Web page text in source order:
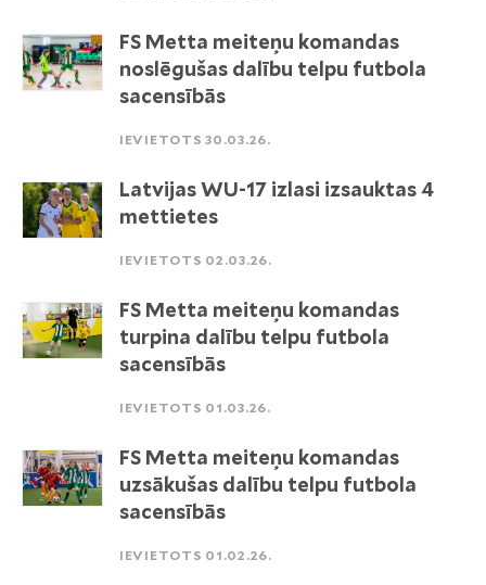
FS Metta meiteņu komandas
noslēgušas dalību telpu futbola
sacensībās
IEVIETOTS 30.03.26.
Latvijas WU-17 izlasi izsauktas 4
mettietes
IEVIETOTS 02.03.26.
FS Metta meiteņu komandas
turpina dalību telpu futbola
sacensībās
IEVIETOTS 01.03.26.
FS Metta meiteņu komandas
uzsākušas dalību telpu futbola
sacensībās
IEVIETOTS 01.02.26.